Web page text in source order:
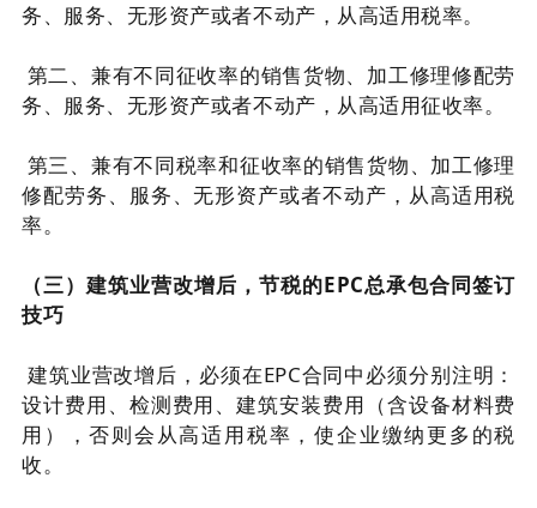
务、服务、无形资产或者不动产，从高适用税率。
第二、兼有不同征收率的销售货物、加工修理修配劳
务、服务、无形资产或者不动产，从高适用征收率。
第三、兼有不同税率和征收率的销售货物、加工修理
修配劳务、服务、无形资产或者不动产，从高适用税
率。
（三）建筑业营改增后，节税的EPC总承包合同签订
技巧
建筑业营改增后，必须在EPC合同中必须分别注明：
设计费用、检测费用、建筑安装费用（含设备材料费
用），否则会从高适用税率，使企业缴纳更多的税
收。